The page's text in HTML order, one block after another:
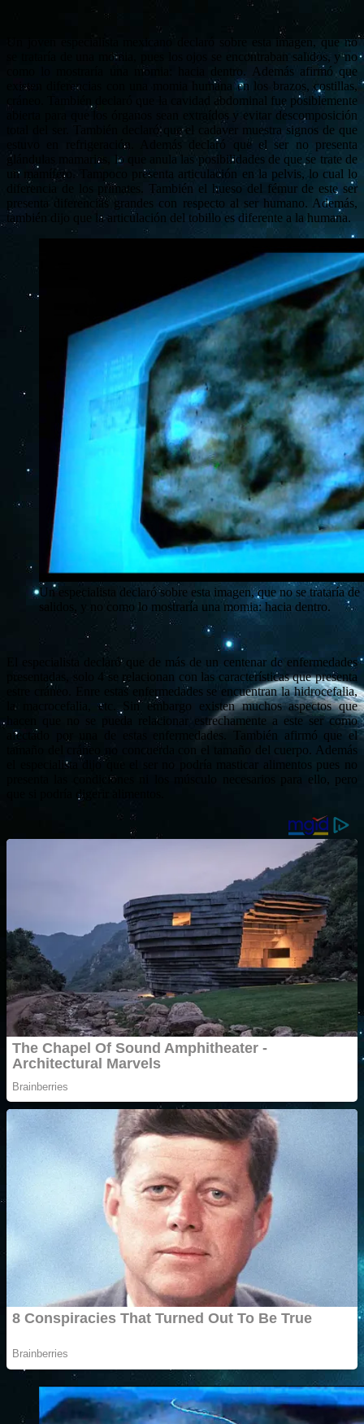
Un joven especialista mexicano declaró sobre esta imagen, que no
se trataría de una momia, pues los ojos se encontraban salidos, y no
como lo mostraría una momia: hacia dentro. Además afirmó que
existen diferencias con una momia humana en los brazos, costillas,
cráneo. También declaró que la cavidad abdominal fue posiblemente
abierta para que los órganos sean extraídos y evitar descomposición
total del ser. También declaró que el cadaver muestra signos de que
estuvo en refrigeración. Además declaró que el ser no presenta
glándulas mamarias, lo que anula las posibilidades de que se trate de
un mamífero. Tampoco presenta articulación en la pelvis, lo cual lo
diferencia de los primates. También el hueso del fémur de este ser
presenta diferencias grandes con respecto al ser humano. Además,
también dijo que la articulación del tobillo es diferente a la humana.
Un especialista declaró sobre esta imagen, que no se trataría
salidos, y no como lo mostraría una momia: hacia dentro.
El especialista declaró que de más de un centenar de enfermedades
presentadas, solo 4 se relacionan con las características que presenta
estre cráneo. Enre estas enfermedades se encuentran la hidrocefalia,
la macrocefalia, etc. Sin embargo existen muchos aspectos que
hacen que no se pueda relacionar estrechamente a este ser como
afectado por una de estas enfermedades. También afirmó que el
tamaño del cráneo no concuerda con el tamaño del cuerpo. Además
el especialista dijo que el ser no podría masticar alimentos pues no
presenta las condiciones ni los músculo necesarios para ello, pero
que si podría digerir alimentos.